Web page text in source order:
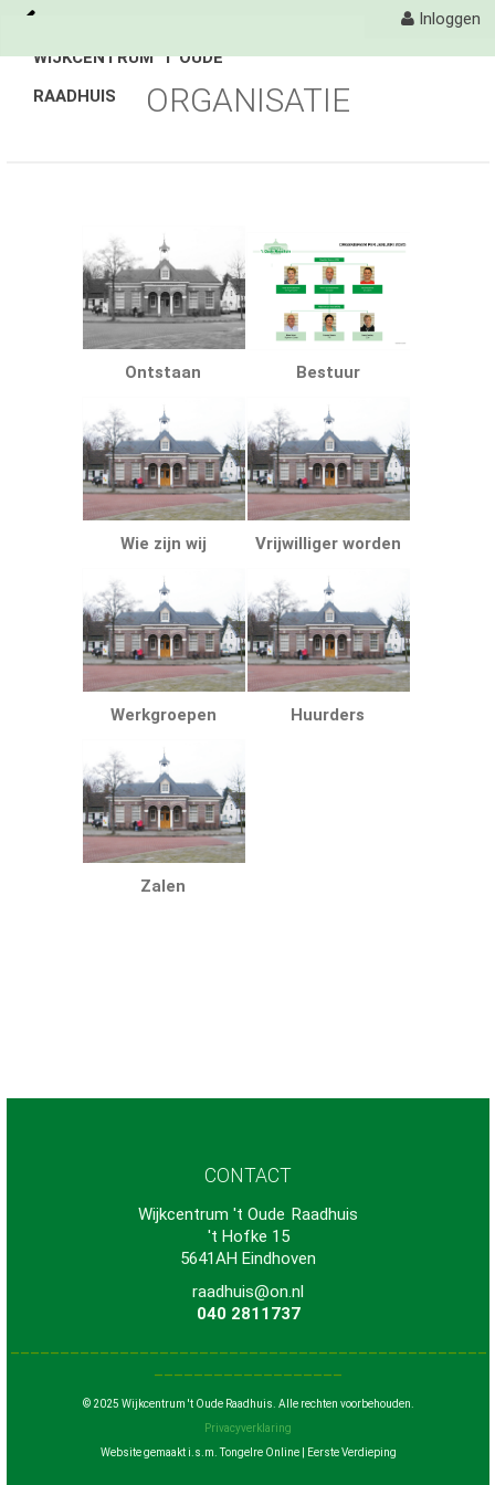
Naar content
Inloggen
WIJKCENTRUM 'T OUDE
RAADHUIS't Oude Raadhuis
Contact
ORGANISATIE
Ontstaan Bestuur
Wie zijn wij Vrijwilliger worden
Werkgroepen Huurders
Zalen
CONTACT
Wijkcentrum 't Oude Raadhuis
't Hofke 15
5641AH Eindhoven
raadhuis@on.nl
040 2811737
© 2025 Wijkcentrum 't Oude Raadhuis. Alle rechten voorbehouden.
Privacyverklaring
Website gemaakt i.s.m. Tongelre Online | Eerste Verdieping